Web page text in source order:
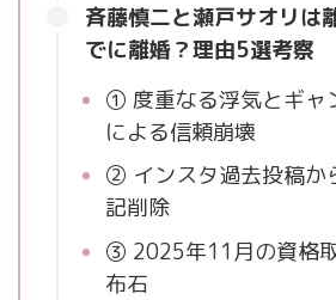
斉藤慎二と瀬戸サオリは
でに離婚？理由5選考察
① 度重なる浮気とギャ
による信頼崩壊
② インスタ過去投稿か
記削除
③ 2025年11月の資格
布石